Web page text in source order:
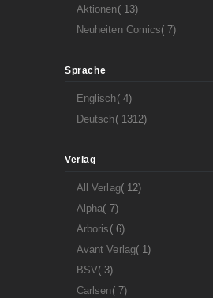
Aktionen 13Artikel
Neuheiten Comics 7Artikel
Sprache
Englisch 4Artikel
Deutsch 1312Artikel
Verlag
All Verlag 12Artikel
Alpha 7Artikel
Arboris 6Artikel
Avant Verlag 1Artikel
BSV 3Artikel
Carlsen 7Artikel